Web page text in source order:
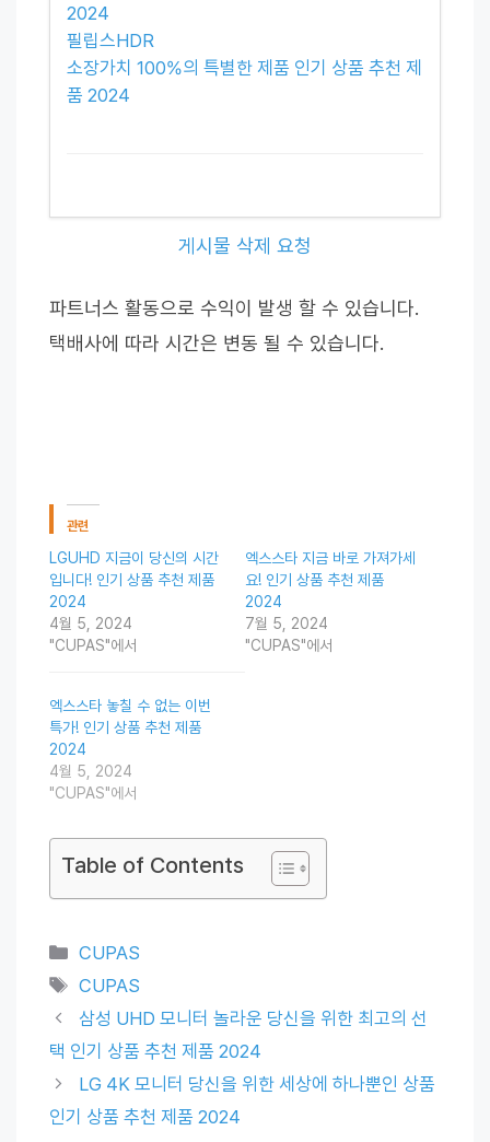
2024
필립스HDR
소장가치 100%의 특별한 제품 인기 상품 추천 제
품 2024
게시물 삭제 요청
파트너스 활동으로 수익이 발생 할 수 있습니다.
택배사에 따라 시간은 변동 될 수 있습니다.
관련
LGUHD 지금이 당신의 시간
입니다! 인기 상품 추천 제품
2024
4월 5, 2024
"CUPAS"에서
엑스스타 지금 바로 가져가세
요! 인기 상품 추천 제품
2024
7월 5, 2024
"CUPAS"에서
엑스스타 놓칠 수 없는 이번
특가! 인기 상품 추천 제품
2024
4월 5, 2024
"CUPAS"에서
Table of Contents
Categories
CUPAS
Tags
CUPAS
삼성 UHD 모니터 놀라운 당신을 위한 최고의 선
택 인기 상품 추천 제품 2024
LG 4K 모니터 당신을 위한 세상에 하나뿐인 상품
인기 상품 추천 제품 2024